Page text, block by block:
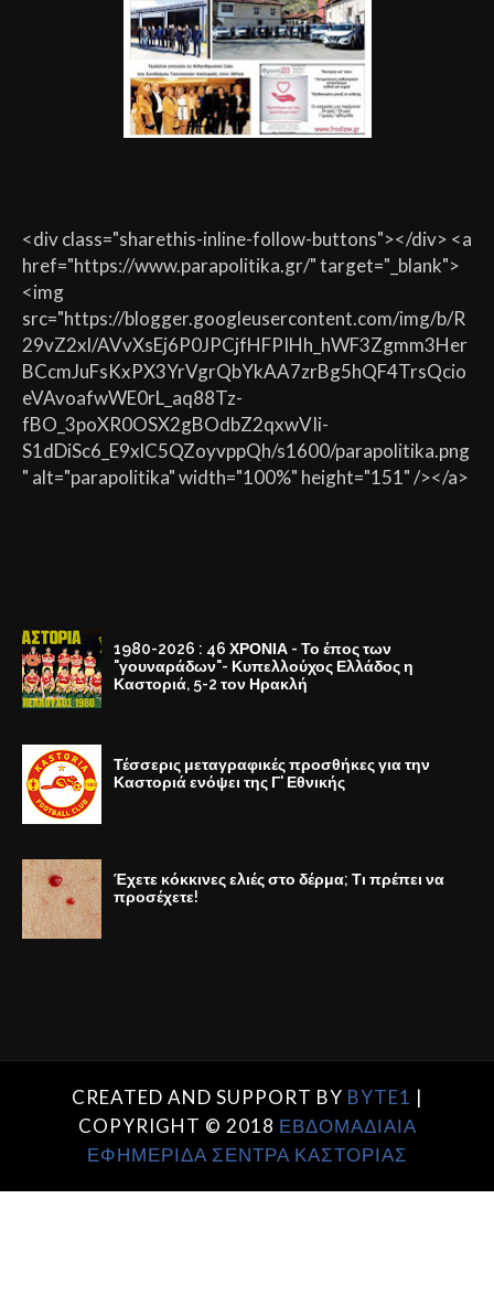
<div class="sharethis-inline-follow-buttons"></div> <a
href="https://www.parapolitika.gr/" target="_blank">
<img
src="https://blogger.googleusercontent.com/img/b/R
29vZ2xl/AVvXsEj6P0JPCjfHFPIHh_hWF3Zgmm3Her
BCcmJuFsKxPX3YrVgrQbYkAA7zrBg5hQF4TrsQcio
eVAvoafwWE0rL_aq88Tz-
fBO_3poXR0OSX2gBOdbZ2qxwVIi-
S1dDiSc6_E9xlC5QZoyvppQh/s1600/parapolitika.png
" alt="parapolitika" width="100%" height="151" /></a>
1980-2026 : 46 ΧΡΟΝΙΑ - Το έπος των
"γουναράδων"- Κυπελλούχος Ελλάδος η
Καστοριά, 5-2 τον Ηρακλή
Τέσσερις μεταγραφικές προσθήκες για την
Καστοριά ενόψει της Γ' Εθνικής
Έχετε κόκκινες ελιές στο δέρμα; Τι πρέπει να
προσέχετε!
CREATED AND SUPPORT BY BYTE1 |
COPYRIGHT © 2018 ΕΒΔΟΜΑΔΙΑΙΑ
ΕΦΗΜΕΡΙΔΑ ΣΕΝΤΡΑ ΚΑΣΤΟΡΙΑΣ